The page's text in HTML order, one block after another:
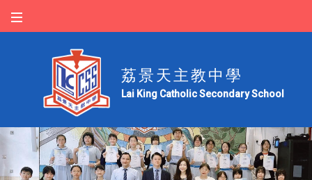
荔景天主教中學
Lai King Catholic Secondary School